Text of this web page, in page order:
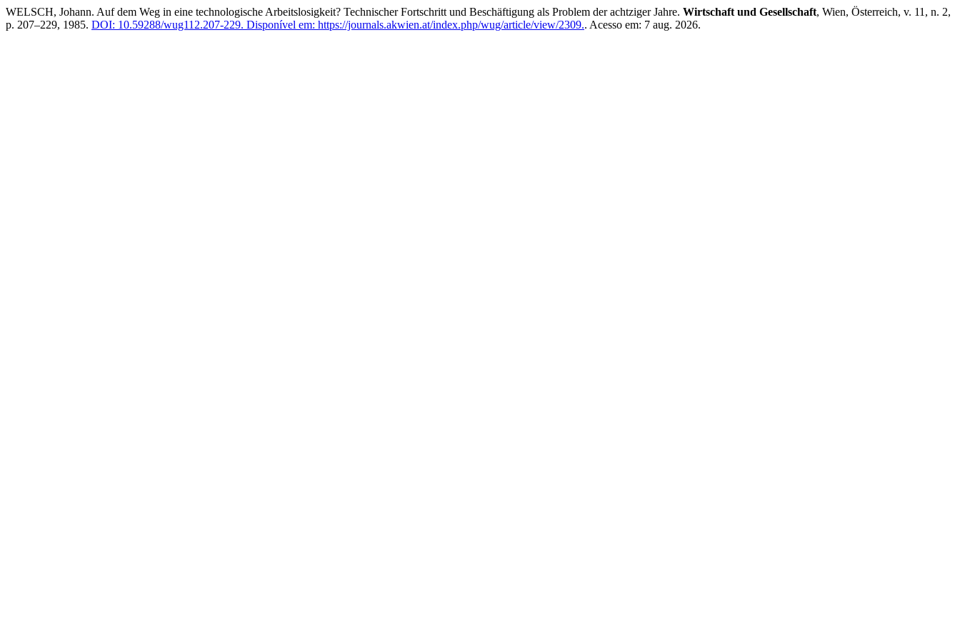
WELSCH, Johann. Auf dem Weg in eine technologische Arbeitslosigkeit? Technischer Fortschritt und Beschäftigung als Problem der achtziger Jahre. Wirtschaft und Gesellschaft, Wien, Österreich, v. 11, n. 2,
p. 207–229, 1985. DOI: 10.59288/wug112.207-229. Disponível em: https://journals.akwien.at/index.php/wug/article/view/2309.. Acesso em: 7 aug. 2026.